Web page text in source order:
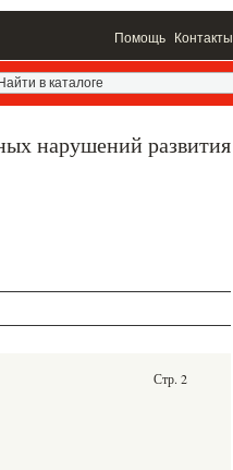
Помощь Контакты
нарушений развития
Стр. 2